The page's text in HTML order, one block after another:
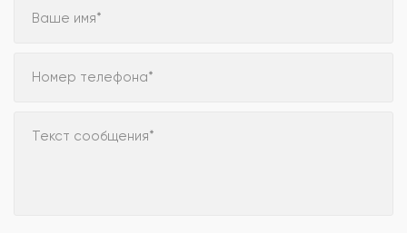
Ваше имя*
Номер телефона*
Текст сообщения*